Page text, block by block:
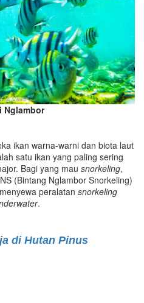
Nglambor
ikan warna-warni dan biota laut
satu ikan yang paling sering
Bagi yang mau snorkeling,
(Bintang Nglambor Snorkeling)
peralatan snorkeling
.
di Hutan Pinus